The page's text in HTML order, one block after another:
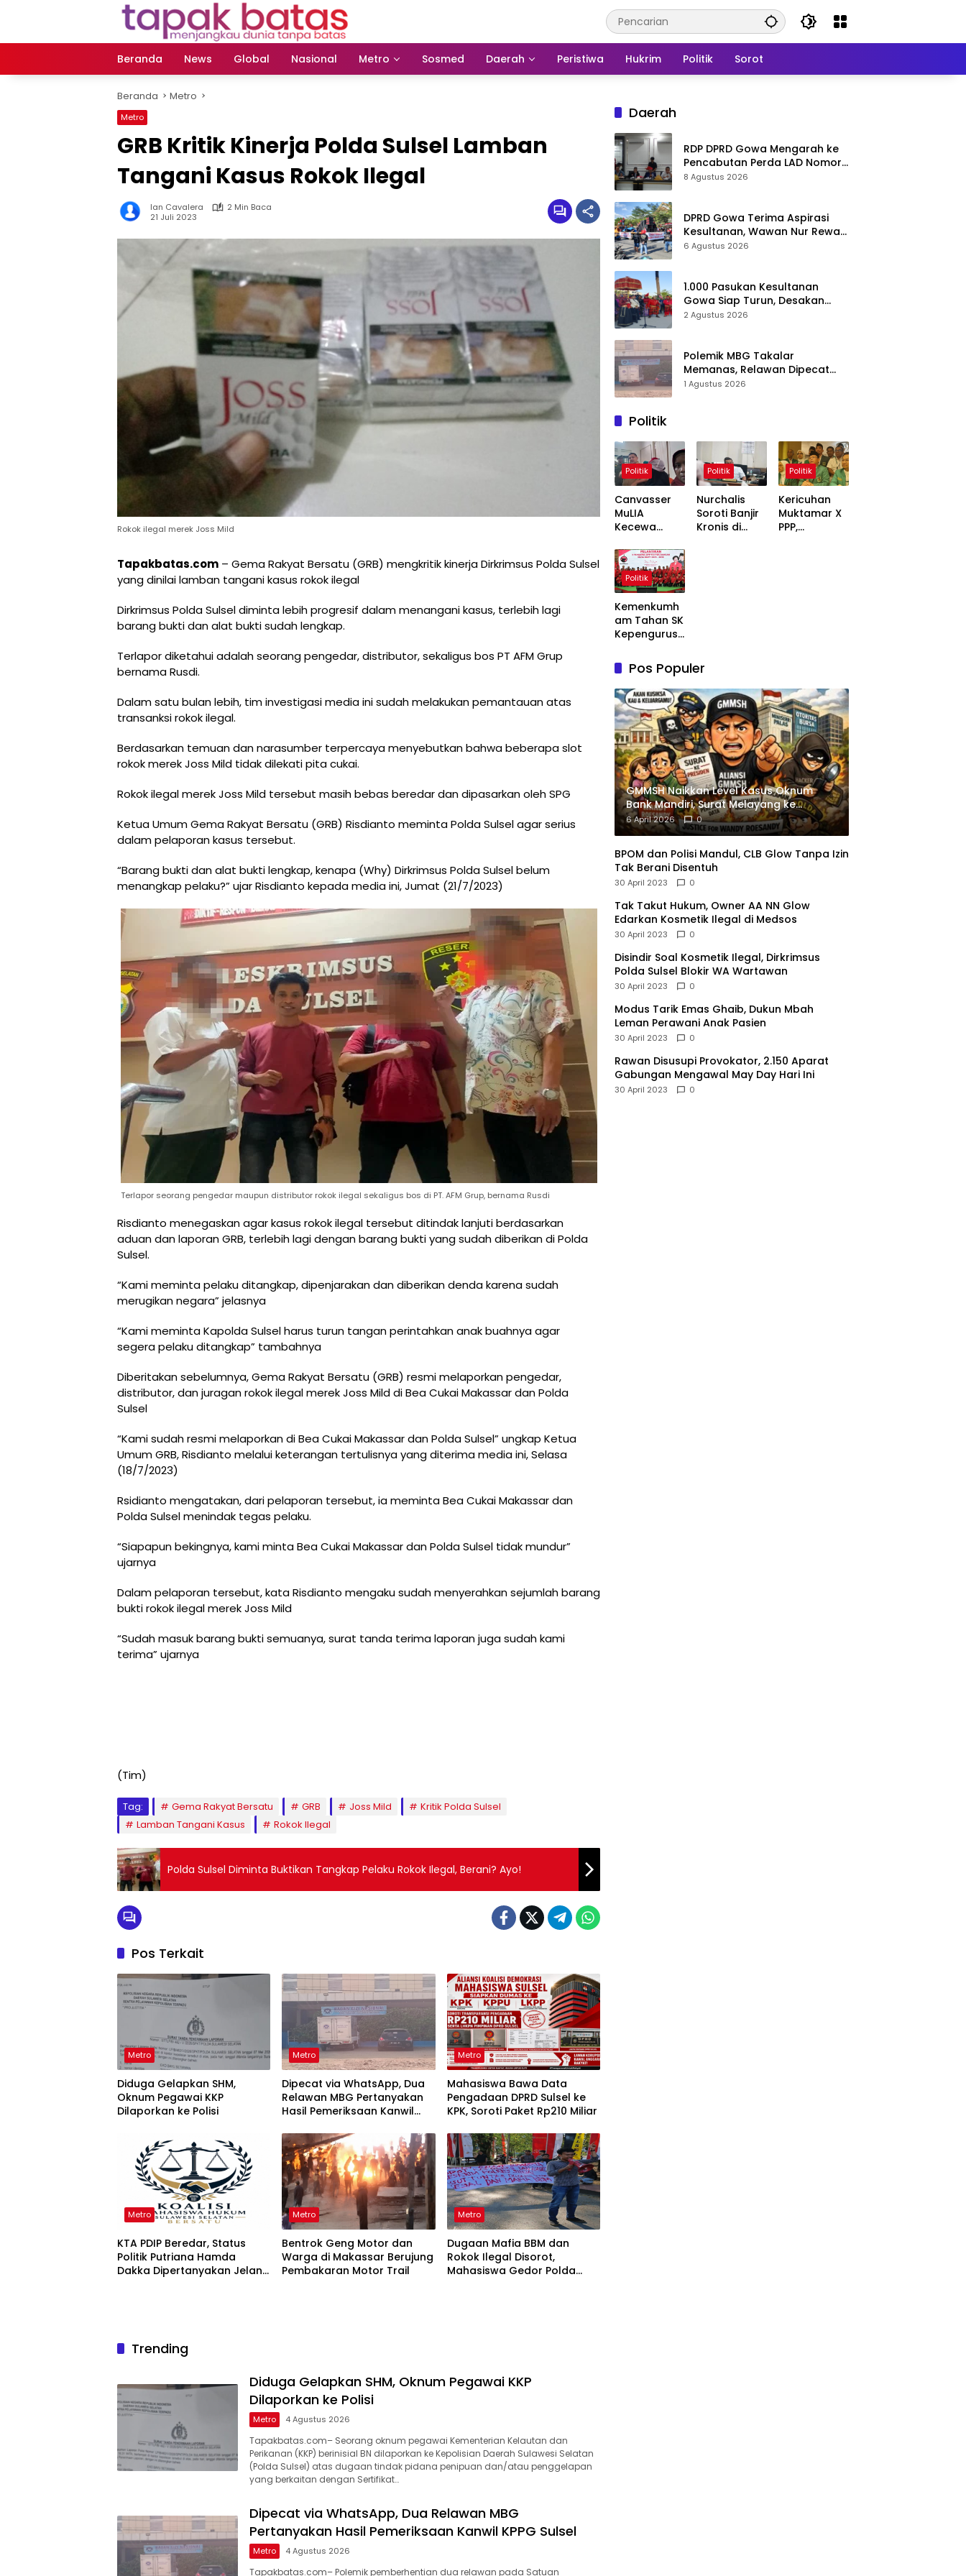
Beranda
News Global Nasional Metro Sosmed Daerah Peristiwa Hukrim Politik Sorot
Beranda Metro
Metro
GRB Kritik Kinerja Polda Sulsel Lamban
Tangani Kasus Rokok Ilegal
Ian Cavalera
2 Min Baca
21 Juli 2023
Rokok ilegal merek Joss Mild
Tapakbatas.com – Gema Rakyat Bersatu (GRB) mengkritik kinerja Dirkrimsus Polda Sulsel
yang dinilai lamban tangani kasus rokok ilegal
Dirkrimsus Polda Sulsel diminta lebih progresif dalam menangani kasus, terlebih lagi
barang bukti dan alat bukti sudah lengkap.
Terlapor diketahui adalah seorang pengedar, distributor, sekaligus bos PT AFM Grup
bernama Rusdi.
Dalam satu bulan lebih, tim investigasi media ini sudah melakukan pemantauan atas
transanksi rokok ilegal.
Berdasarkan temuan dan narasumber terpercaya menyebutkan bahwa beberapa slot
rokok merek Joss Mild tidak dilekati pita cukai.
Rokok ilegal merek Joss Mild tersebut masih bebas beredar dan dipasarkan oleh SPG
Ketua Umum Gema Rakyat Bersatu (GRB) Risdianto meminta Polda Sulsel agar serius
dalam pelaporan kasus tersebut.
“Barang bukti dan alat bukti lengkap, kenapa (Why) Dirkrimsus Polda Sulsel belum
menangkap pelaku?” ujar Risdianto kepada media ini, Jumat (21/7/2023)
Terlapor seorang pengedar maupun distributor rokok ilegal sekaligus bos di PT. AFM Grup, bernama Rusdi
Risdianto menegaskan agar kasus rokok ilegal tersebut ditindak lanjuti berdasarkan
aduan dan laporan GRB, terlebih lagi dengan barang bukti yang sudah diberikan di Polda
Sulsel.
“Kami meminta pelaku ditangkap, dipenjarakan dan diberikan denda karena sudah
merugikan negara” jelasnya
“Kami meminta Kapolda Sulsel harus turun tangan perintahkan anak buahnya agar
segera pelaku ditangkap” tambahnya
Diberitakan sebelumnya, Gema Rakyat Bersatu (GRB) resmi melaporkan pengedar,
distributor, dan juragan rokok ilegal merek Joss Mild di Bea Cukai Makassar dan Polda
Sulsel
“Kami sudah resmi melaporkan di Bea Cukai Makassar dan Polda Sulsel” ungkap Ketua
Umum GRB, Risdianto melalui keterangan tertulisnya yang diterima media ini, Selasa
(18/7/2023)
Rsidianto mengatakan, dari pelaporan tersebut, ia meminta Bea Cukai Makassar dan
Polda Sulsel menindak tegas pelaku.
“Siapapun bekingnya, kami minta Bea Cukai Makassar dan Polda Sulsel tidak mundur”
ujarnya
Dalam pelaporan tersebut, kata Risdianto mengaku sudah menyerahkan sejumlah barang
bukti rokok ilegal merek Joss Mild
“Sudah masuk barang bukti semuanya, surat tanda terima laporan juga sudah kami
terima” ujarnya
(Tim)
Tag: Gema Rakyat Bersatu GRB Joss Mild
Kritik Polda Sulsel
Lamban Tangani Kasus
Rokok Ilegal
Polda Sulsel Diminta Buktikan Tangkap Pelaku Rokok Ilegal, Berani? Ayo!
Pos Terkait
Metro
Diduga Gelapkan SHM,
Oknum Pegawai KKP
Dilaporkan ke Polisi
Metro
Dipecat via WhatsApp, Dua
Relawan MBG Pertanyakan
Hasil Pemeriksaan Kanwil
Metro
Mahasiswa Bawa Data
Pengadaan DPRD Sulsel ke
KPK, Soroti Paket Rp210 Miliar
Metro
KTA PDIP Beredar, Status
Politik Putriana Hamda
Dakka Dipertanyakan Jelang
Metro
Bentrok Geng Motor dan
Warga di Makassar Berujung
Pembakaran Motor Trail
Metro
Dugaan Mafia BBM dan
Rokok Ilegal Disorot,
Mahasiswa Gedor Polda
Trending
Diduga Gelapkan SHM, Oknum Pegawai KKP
Dilaporkan ke Polisi
Metro 4 Agustus 2026
Tapakbatas.com– Seorang oknum pegawai Kementerian Kelautan dan
Perikanan (KKP) berinisial BN dilaporkan ke Kepolisian Daerah Sulawesi Selatan
(Polda Sulsel) atas dugaan tindak pidana penipuan dan/atau penggelapan
yang berkaitan dengan Sertifikat…
Dipecat via WhatsApp, Dua Relawan MBG
Pertanyakan Hasil Pemeriksaan Kanwil KPPG Sulsel
Metro 4 Agustus 2026
Tapakbatas.com– Polemik pemberhentian dua relawan pada Satuan
Daerah
RDP DPRD Gowa Mengarah ke
Pencabutan Perda LAD Nomor
5 Tahun 2016
8 Agustus 2026
DPRD Gowa Terima Aspirasi
Kesultanan, Wawan Nur Rewa
Apresiasi Polresta Gowa
6 Agustus 2026
1.000 Pasukan Kesultanan
Gowa Siap Turun, Desakan
Cabut Perda LAD Menguat
2 Agustus 2026
Polemik MBG Takalar
Memanas, Relawan Dipecat
Sepihak? BGN Mulai Bongkar
1 Agustus 2026
Politik
Politik
Canvasser
MuLIA
Kecewa
Respons
Appi Soal
RT/RW Dinilai
Menyinggung
Politik
Nurchalis
Soroti Banjir
Kronis di
Politik
Kericuhan
Muktamar X
PPP,
Politik
Kemenkumh
am Tahan SK
Kepengurusa
Tunggu
Kelengkapan
Administrasi
Pos Populer
GMMSH Naikkan Level Kasus Oknum
Bank Mandiri, Surat Melayang ke
Presiden
6 April 2026 0
BPOM dan Polisi Mandul, CLB Glow Tanpa Izin
Tak Berani Disentuh
30 April 2023 0
Tak Takut Hukum, Owner AA NN Glow
Edarkan Kosmetik Ilegal di Medsos
30 April 2023 0
Disindir Soal Kosmetik Ilegal, Dirkrimsus
Polda Sulsel Blokir WA Wartawan
30 April 2023 0
Modus Tarik Emas Ghaib, Dukun Mbah
Leman Perawani Anak Pasien
30 April 2023 0
Rawan Disusupi Provokator, 2.150 Aparat
Gabungan Mengawal May Day Hari Ini
30 April 2023 0